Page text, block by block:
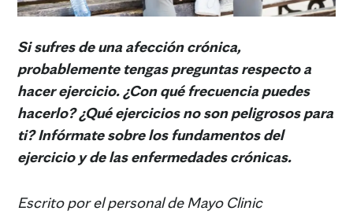
Si sufres de una afección crónica,
probablemente tengas preguntas respecto a
hacer ejercicio. ¿Con qué frecuencia puedes
hacerlo? ¿Qué ejercicios no son peligrosos para
ti? Infórmate sobre los fundamentos del
ejercicio y de las enfermedades crónicas.
Escrito por el personal de Mayo Clinic